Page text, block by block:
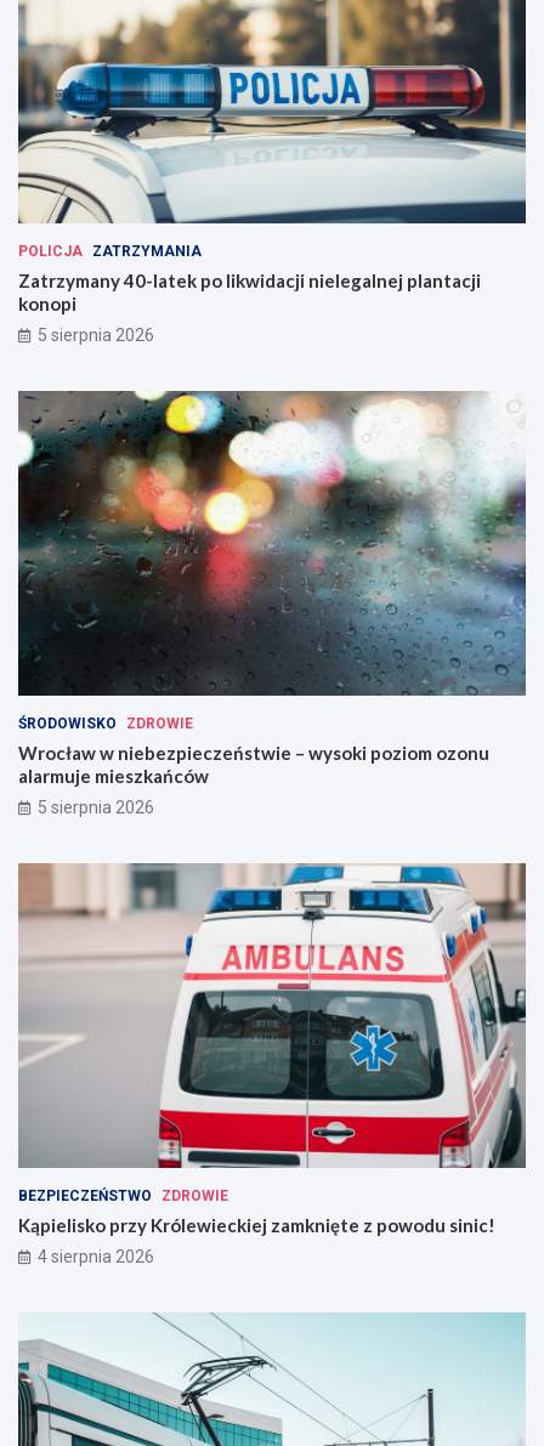
POLICJA ZATRZYMANIA
Zatrzymany 40-latek po likwidacji nielegalnej plantacji
konopi
5 sierpnia 2026
ŚRODOWISKO ZDROWIE
Wrocław w niebezpieczeństwie – wysoki poziom ozonu
alarmuje mieszkańców
5 sierpnia 2026
BEZPIECZEŃSTWO ZDROWIE
Kąpielisko przy Królewieckiej zamknięte z powodu sinic!
4 sierpnia 2026